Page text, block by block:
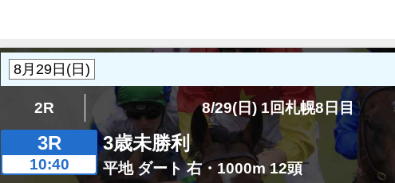
2R 8/29(日) 1回札幌8日目
3R
10:40
3歳未勝利
平地 ダート 右・1000m 12頭